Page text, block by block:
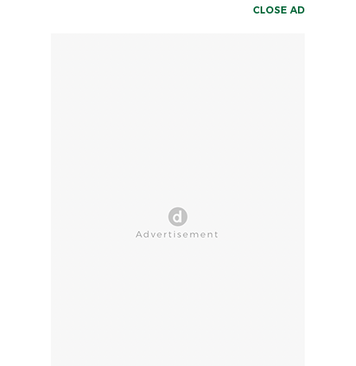
CLOSE AD